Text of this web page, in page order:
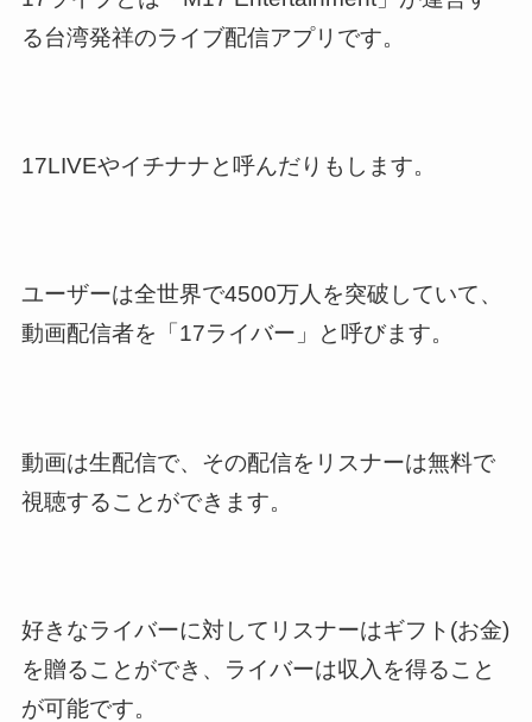
る台湾発祥のライブ配信アプリです。
17LIVEやイチナナと呼んだりもします。
ユーザーは全世界で4500万人を突破していて、
動画配信者を「17ライバー」と呼びます。
動画は生配信で、その配信をリスナーは無料で
視聴することができます。
好きなライバーに対してリスナーはギフト(お金)
を贈ることができ、ライバーは収入を得ること
が可能です。